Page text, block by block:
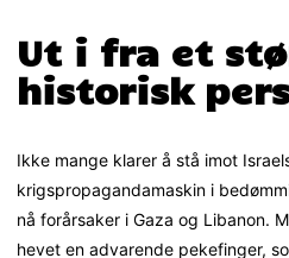
Ut i fra et
historisk
Ikke mange klarer å stå imot
krigspropagandamaskin i
nå forårsaker i Gaza og Libanon.
hevet en advarende pekefinger,